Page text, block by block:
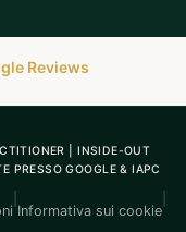
Reviews
| INSIDE-OUT
PRESSO GOOGLE & IAPC
Informativa sui cookie